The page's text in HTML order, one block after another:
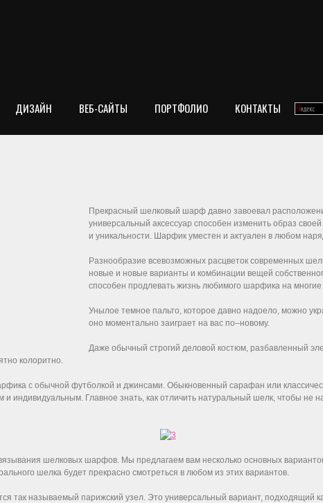
ДИЗАЙН ВЕБ-САЙТЫ ПОРТФОЛИО КОНТАКТЫ
Прекрасный шелковый шарф давно завоевал
универсальный аксессуар способен изменить образ
и уникальности. Шарфик уместен и актуален в любом
Разнообразие всевозможных расцветок современных
новые и новые варианты и комбинации вещей
способен продлевать жизнь любимого шарфика на многие
Унылое темное пальто, которое давно надоело, можно
оно моментально заиграет на вас по–новому.
Даже обычный строгий деловой костюм, разбавленный
колоритно.
с обычной футболкой и джинсами. Обыкновенный сарафан или
индивидуальным. Главное знать, как отличить натуральный шелк, чтобы не
шелковых шарфов. Мы предлагаем вам несколько основных
шелка будет прекрасно смотреться в любом из этих вариантов.
так называемый парижский узел. Это универсальный вариант, подходящий